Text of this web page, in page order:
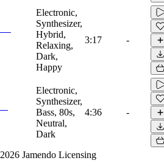
Electronic,
Synthesizer,
Hybrid,
Relaxing,
Dark,
Happy
3:17 -
Electronic,
Synthesizer,
Bass, 80s,
Neutral,
Dark
4:36 -
2026 Jamendo Licensing